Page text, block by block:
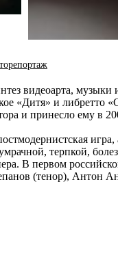
видеоарта,
«Дитя» и либретто
и принесло ему
терпкой,
В первом
(тенор), Антон